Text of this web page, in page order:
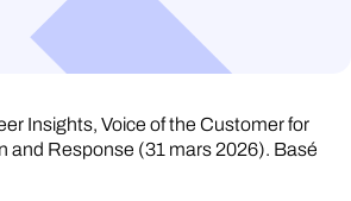
Insights, Voice of the Customer for
and Response (31 mars 2026). Basé